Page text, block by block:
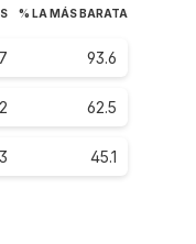
% LA MÁS BARATA
93.6
62.5
45.1